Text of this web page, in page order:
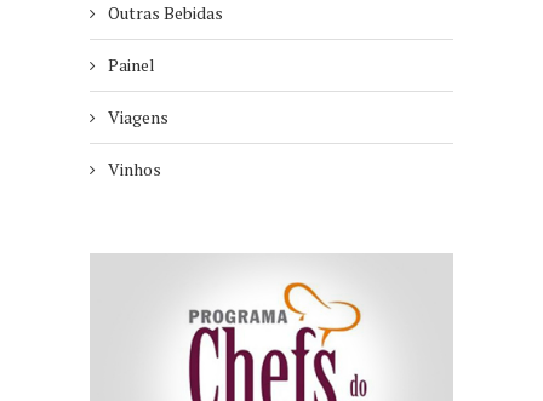
Outras Bebidas
Painel
Viagens
Vinhos